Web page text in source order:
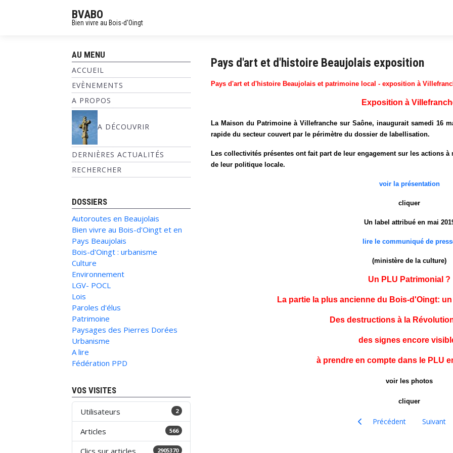
BVABO
Bien vivre au Bois-d'Oingt
AU MENU
ACCUEIL
EVÈNEMENTS
A PROPOS
A DÉCOUVRIR
DERNIÈRES ACTUALITÉS
RECHERCHER
DOSSIERS
Autoroutes en Beaujolais
Bien vivre au Bois-d'Oingt et en
Pays Beaujolais
Bois-d'Oingt : urbanisme
Culture
Environnement
LGV- POCL
Lois
Paroles d'élus
Patrimoine
Paysages des Pierres Dorées
Urbanisme
A lire
Fédération PPD
VOS VISITES
Utilisateurs 2
Articles 566
Clics sur articles 2905370
Pays d'art et d'histoire Beaujolais exposition
Pays d'art et d'histoire Beaujolais et patrimoine local - exposition à
Exposition à
La Maison du Patrimoine à Villefranche sur Saône, inaugurait samedi 16
rapide du secteur couvert par le périmètre du dossier de labellisation.
Les collectivités présentes ont fait part de leur engagement sur les actions
de leur politique locale.
voir la présentation
cliquer
Un label attribué en mai
lire le communiqué de
(ministère de la culture)
Un PLU Patrimonial ?
La partie la plus ancienne du Bois-d'Oingt:
Des destructions à la
des signes encore
à prendre en compte dans le PLU
voir les photos
cliquer
Article précédent : Journées
Précédent Article
Suivant